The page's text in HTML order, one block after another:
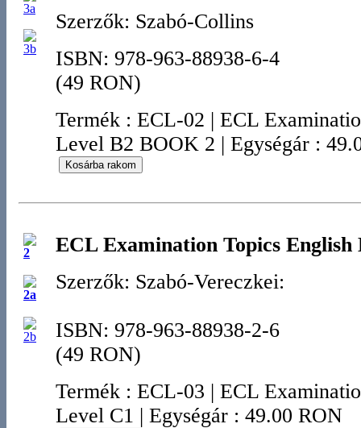
Szerzők: Szabó-Collins
ISBN: 978-963-88938-6-4
(49 RON)
Termék : ECL-02 | ECL
Level B2 BOOK 2 | Egységár :
ECL Examination Topics English
Szerzők: Szabó-Vereczkei:
ISBN: 978-963-88938-2-6
(49 RON)
Termék : ECL-03 | ECL
Level C1 | Egységár : 49.00 RON